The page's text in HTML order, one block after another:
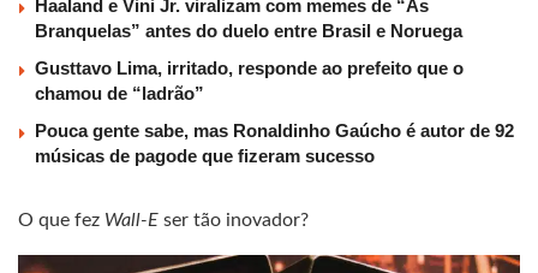
Haaland e Vini Jr. viralizam com memes de “As
Branquelas” antes do duelo entre Brasil e Noruega
Gusttavo Lima, irritado, responde ao prefeito que o
chamou de “ladrão”
Pouca gente sabe, mas Ronaldinho Gaúcho é autor de 92
músicas de pagode que fizeram sucesso
O que fez Wall-E ser tão inovador?